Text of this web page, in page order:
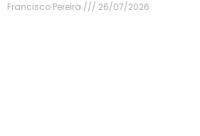
Francisco Pereira
26/07/2026